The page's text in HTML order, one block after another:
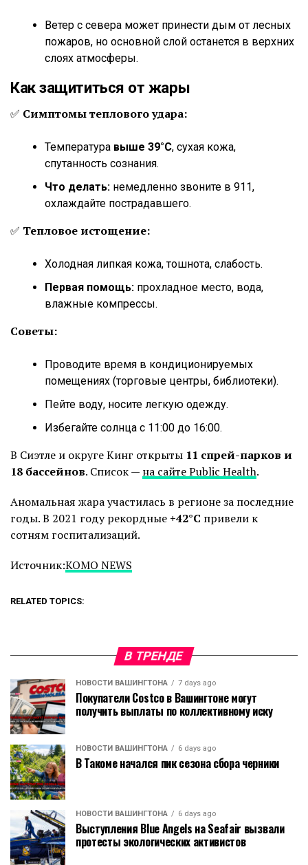
Ветер с севера может принести дым от лесных
пожаров, но основной слой останется в верхних
слоях атмосферы.
Как защититься от жары
✅ Симптомы теплового удара:
Температура выше 39°C, сухая кожа,
спутанность сознания.
Что делать: немедленно звоните в 911,
охлаждайте пострадавшего.
✅ Тепловое истощение:
Холодная липкая кожа, тошнота, слабость.
Первая помощь: прохладное место, вода,
влажные компрессы.
Советы:
Проводите время в кондиционируемых
помещениях (торговые центры, библиотеки).
Пейте воду, носите легкую одежду.
Избегайте солнца с 11:00 до 16:00.
В Сиэтле и округе Кинг открыты 11 спрей-парков и
18 бассейнов. Список — на сайте Public Health.
Аномальная жара участилась в регионе за последние
годы. В 2021 году рекордные +42°C привели к
сотням госпитализаций.
Источник:KOMO NEWS
RELATED TOPICS:
В ТРЕНДЕ
НОВОСТИ ВАШИНГТОНА 7 days ago
Покупатели Costco в Вашингтоне могут
получить выплаты по коллективному иску
НОВОСТИ ВАШИНГТОНА 6 days ago
В Такоме начался пик сезона сбора черники
НОВОСТИ ВАШИНГТОНА 6 days ago
Выступления Blue Angels на Seafair вызвали
протесты экологических активистов